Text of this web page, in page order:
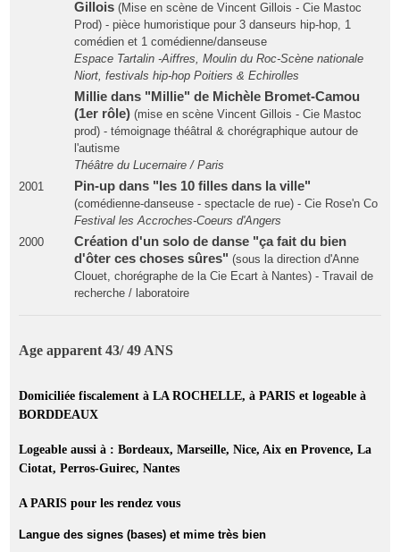
Gillois(Mise en scène de Vincent Gillois - Cie Mastoc
Prod) - pièce humoristique pour 3 danseurs hip-hop, 1
comédien et 1 comédienne/danseuse
Espace Tartalin -Aiffres, Moulin du Roc-Scène nationale
Niort, festivals hip-hop Poitiers & Echirolles
Millie dans "Millie" de Michèle Bromet-Camou
(1er rôle)(mise en scène Vincent Gillois - Cie Mastoc
prod) - témoignage théâtral & chorégraphique autour de
l'autisme
Théâtre du Lucernaire / Paris
2001
Pin-up dans "les 10 filles dans la ville"
(comédienne-danseuse - spectacle de rue) - Cie Rose'n Co
Festival les Accroches-Coeurs d'Angers
2000
Création d'un solo de danse "ça fait du bien
d'ôter ces choses sûres" (sous la direction d'Anne
Clouet, chorégraphe de la Cie Ecart à Nantes) - Travail de
recherche / laboratoire
Age apparent 43/ 49 ANS
Domiciliée fiscalement à LA ROCHELLE, à PARIS et logeable à
BORDDEAUX
Logeable aussi à : Bordeaux, Marseille, Nice, Aix en Provence, La
Ciotat, Perros-Guirec, Nantes
A PARIS pour les rendez vous
Langue des signes (bases) et mime très bien